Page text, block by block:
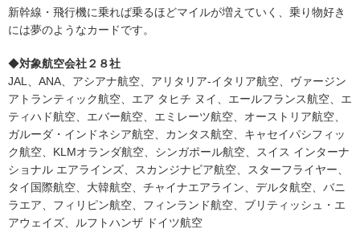
新幹線・飛行機に乗れば乗るほどマイルが増えていく、乗り物好き
には夢のようなカードです。
◆対象航空会社２８社
JAL、ANA、アシアナ航空、アリタリア-イタリア航空、ヴァージン
アトランティック航空、エア タヒチ ヌイ、エールフランス航空、エ
ティハド航空、エバー航空、エミレーツ航空、オーストリア航空、
ガルーダ・インドネシア航空、カンタス航空、キャセイパシフィッ
ク航空、KLMオランダ航空、シンガポール航空、スイス インターナ
ショナル エアラインズ、スカンジナビア航空、スターフライヤー、
タイ国際航空、大韓航空、チャイナエアライン、デルタ航空、バニ
ラエア、フィリピン航空、フィンランド航空、ブリティッシュ・エ
アウェイズ、ルフトハンザ ドイツ航空